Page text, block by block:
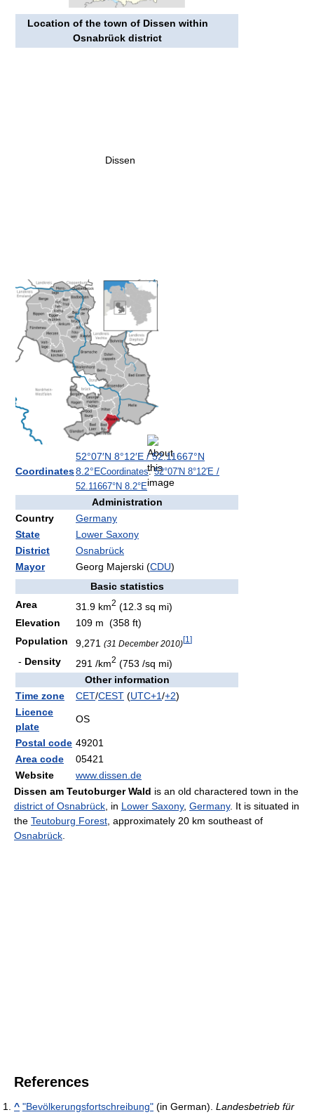
Dissen
Location of the town of Dissen within
Osnabrück district
Coordinates
52°07′N 8°12′E /52.11667°N
8.2°ECoordinates:52°07′N 8°12′E /
52.11667°N 8.2°E
Administration
Country
Germany
State
Lower Saxony
District
Osnabrück
Mayor
Georg Majerski (CDU)
Basic statistics
Area
31.9 km2 (12.3 sq mi)
Elevation
109 m (358 ft)
Population
9,271 (31 December 2010)[1 ]
- Density 291 /km2 (753 /sq mi)
Other information
Time zone
CET/CEST (UTC+1/+2)
Licence
plate
OS
Postal code 49201
Area code
05421
Website
www.dissen.de
Dissen am Teutoburger Wald is an old charactered town in the
district of Osnabrück , in Lower Saxony, Germany. It is situated in
the Teutoburg Forest , approximately 20 km southeast of
Osnabrück
References
^ "Bevölkerungsfortschreibung" (in German). Landesbetrieb für